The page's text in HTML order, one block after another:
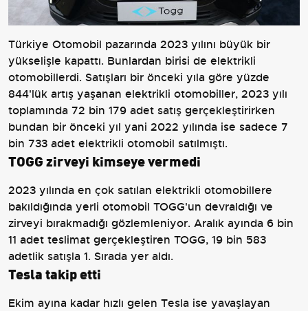
Türkiye Otomobil pazarında 2023 yılını büyük bir
yükselişle kapattı. Bunlardan birisi de elektrikli
otomobillerdi. Satışları bir önceki yıla göre yüzde
844'lük artış yaşanan elektrikli otomobiller, 2023 yılı
toplamında 72 bin 179 adet satış gerçekleştirirken
bundan bir önceki yıl yani 2022 yılında ise sadece 7
bin 733 adet elektrikli otomobil satılmıştı.
TOGG zirveyi kimseye vermedi
2023 yılında en çok satılan elektrikli otomobillere
bakıldığında yerli otomobil TOGG'un devraldığı ve
zirveyi bırakmadığı gözlemleniyor. Aralık ayında 6 bin
11 adet teslimat gerçekleştiren TOGG, 19 bin 583
adetlik satışla 1. Sırada yer aldı.
Tesla takip etti
Ekim ayına kadar hızlı gelen Tesla ise yavaşlayan